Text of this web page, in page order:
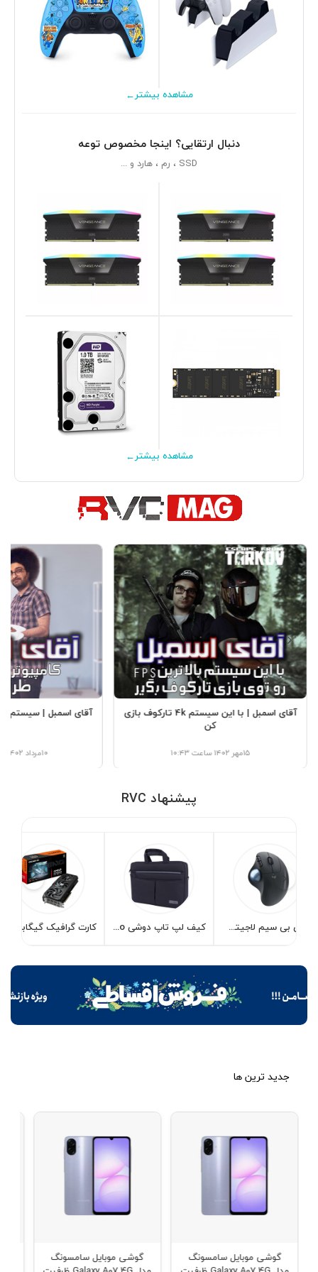
مشاهده بیشتر←
دنبال ارتقایی؟ اینجا مخصوص توعه
SSD ، رم ، هارد و ...
مشاهده بیشتر←
آقای اسمبل | با این سیستم 4k تارکوف بازی
کن
۱۵مهر ۱۴۰۲ ساعت ۱۰:۴۳
آقای اسمبل | سیستم
۱۰مرداد ۱۴۰۲ ساعت ۰۷:۰۷
پیشنهاد RVC
ماوس بی سیم لاجیتک مدل Logitech ERGO M575 کیف لپ تاپ دوشی Alto کد B0144
جدید ترین ها
گوشی موبايل سامسونگ
گوشی موبايل سامسونگ